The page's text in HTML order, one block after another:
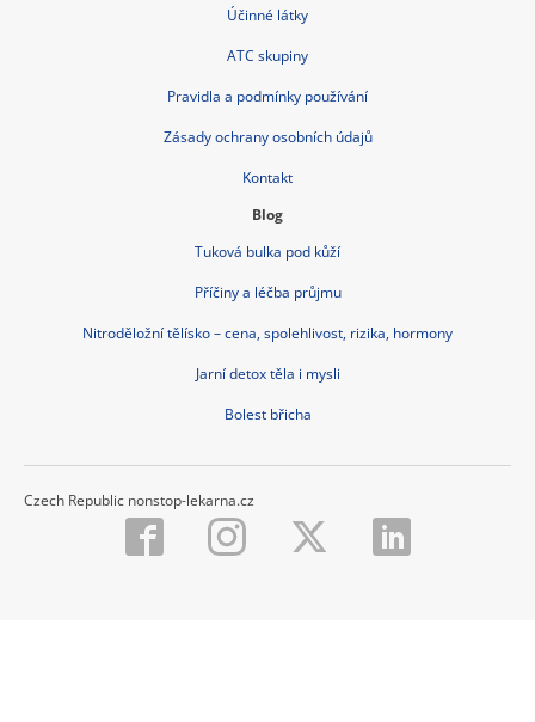
Účinné látky
ATC skupiny
Pravidla a podmínky používání
Zásady ochrany osobních údajů
Kontakt
Blog
Tuková bulka pod kůží
Příčiny a léčba průjmu
Nitroděložní tělísko – cena, spolehlivost, rizika, hormony
Jarní detox těla i mysli
Bolest břicha
Czech Republic nonstop-lekarna.cz